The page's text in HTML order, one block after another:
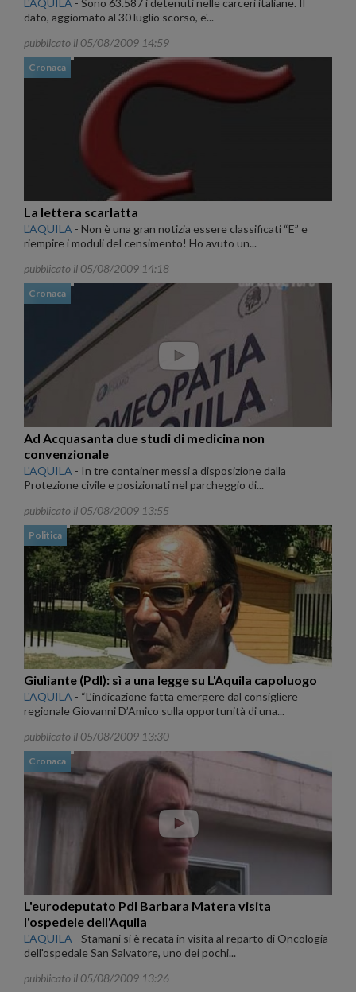
L'AQUILA - Sono 63.587 i detenuti nelle carceri italiane. Il
dato, aggiornato al 30 luglio scorso, e'...
pubblicato il 05/08/2009 14:59
Cronaca
La lettera scarlatta
L'AQUILA - Non è una gran notizia essere classificati “E” e
riempire i moduli del censimento! Ho avuto un...
pubblicato il 05/08/2009 14:18
Cronaca
Ad Acquasanta due studi di medicina non
convenzionale
L'AQUILA - In tre container messi a disposizione dalla
Protezione civile e posizionati nel parcheggio di...
pubblicato il 05/08/2009 13:55
Politica
Giuliante (Pdl): sì a una legge su L'Aquila capoluogo
L'AQUILA - “L’indicazione fatta emergere dal consigliere
regionale Giovanni D’Amico sulla opportunità di una...
pubblicato il 05/08/2009 13:30
Cronaca
L'eurodeputato Pdl Barbara Matera visita
l'ospedele dell'Aquila
L'AQUILA - Stamani si è recata in visita al reparto di Oncologia
dell'ospedale San Salvatore, uno dei pochi...
pubblicato il 05/08/2009 13:26